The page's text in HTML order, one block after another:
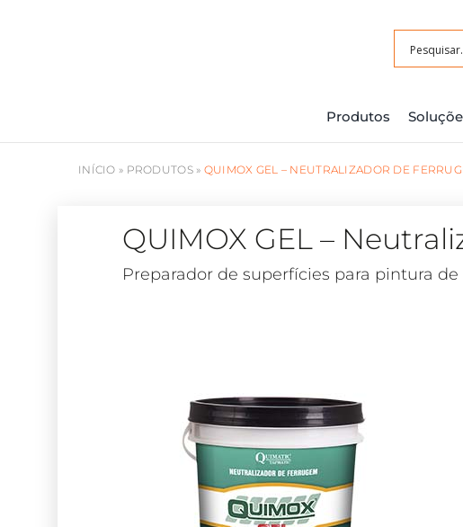
Produtos
INÍCIO » PRODUTOS» QUIMOX GEL – NEUTRALIZADOR DE
QUIMOX GEL –
Preparador de superfícies para pintura